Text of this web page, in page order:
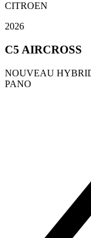
CITROEN
2026
C5 AIRCROSS
NOUVEAU
PANO